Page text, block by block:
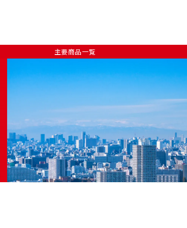
主要商品一覧